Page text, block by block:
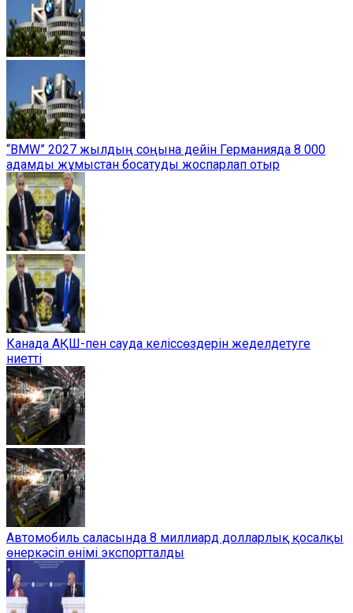
“BMW” 2027 жылдың соңына дейін Германияда 8 000
адамды жұмыстан босатуды жоспарлап отыр
Канада АҚШ-пен сауда келіссөздерін жеделдетуге
ниетті
Автомобиль саласында 8 миллиард долларлық қосалқы
өнеркәсіп өнімі экспортталды